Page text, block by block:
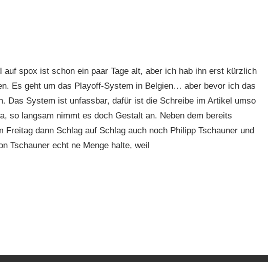
spox ist schon ein paar Tage alt, aber ich hab ihn erst kürzlich
Es geht um das Playoff-System in Belgien… aber bevor ich das
Das System ist unfassbar, dafür ist die Schreibe im Artikel umso
so langsam nimmt es doch Gestalt an. Neben dem bereits
Freitag dann Schlag auf Schlag auch noch Philipp Tschauner und
Tschauner echt ne Menge halte, weil